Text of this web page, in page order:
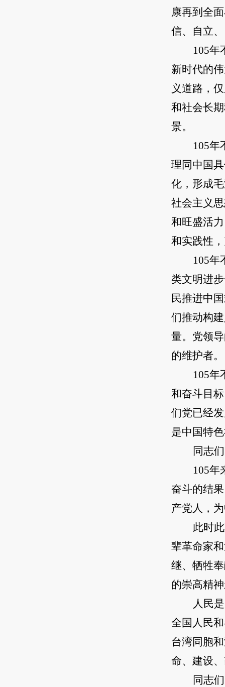
康再到全
信、自立
105年
新时代的
义道路，
和社会长
景。
105年
理同中国
化，形成
社会主义
和旺盛活
和实践性
105年
类文明进
民推进中
们推动构
量。党领
的维护者。
105年
和奋斗目
们党已经
是中国特
同志
105年
奋斗的结
产党人，
此时
辈革命家
继、牺牲
的崇高精
人民
全国人民
台湾同胞
命、建设
同志